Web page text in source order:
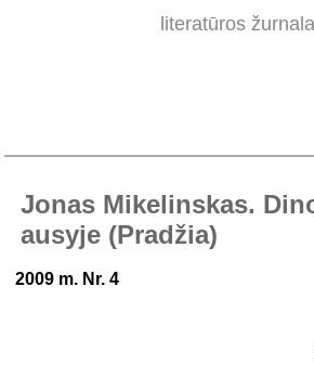
literatūros
Jonas Mikelinskas.
ausyje (Pradžia)
2009 m. Nr. 4